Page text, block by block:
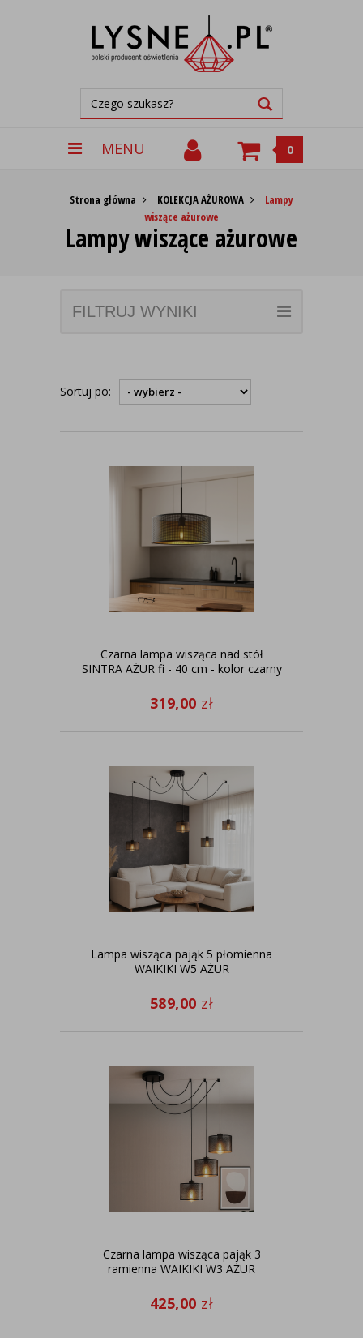
MENU 0
Strona główna KOLEKCJA AŻUROWA
Lampy
wiszące ażurowe
Lampy wiszące ażurowe
FILTRUJ WYNIKI
Sortuj po:
Czarna lampa wisząca nad stół
SINTRA AŻUR fi - 40 cm - kolor czarny
319,00 zł
Lampa wisząca pająk 5 płomienna
WAIKIKI W5 AŻUR
589,00 zł
Czarna lampa wisząca pająk 3
ramienna WAIKIKI W3 AŻUR
425,00 zł